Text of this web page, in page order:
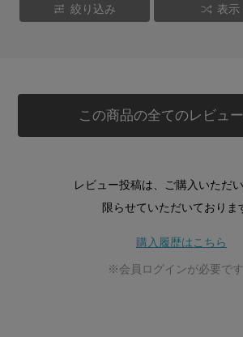
絞り込み 表示
この商品の全てのレビュ
レビュー投稿は、ご購入いただ
限らせていただいておりま
購入履歴はこちら
※会員ログインが必要です